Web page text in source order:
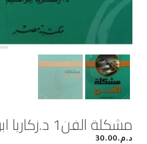
مشكلة الفن1 د.زكاريا ابراهيم
د.م.30.00